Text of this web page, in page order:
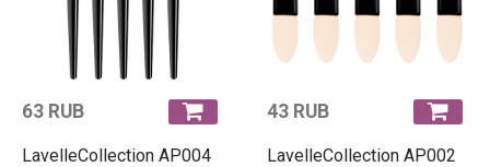
63 RUB
LavelleCollection АР004
43 RUB
LavelleCollection АР002